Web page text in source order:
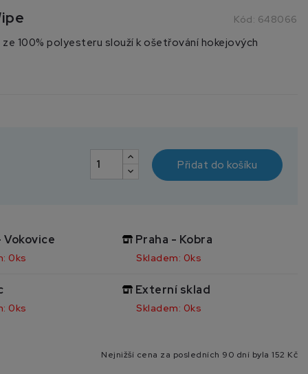
Kód: 648066
100% polyesteru slouží k ošetřování hokejových
Přidat do košíku
0ks
Praha - Kobra
Skladem: 0ks
0ks
Externí sklad
Skladem: 0ks
Nejnižší cena za posledních 90 dní byla 152 Kč